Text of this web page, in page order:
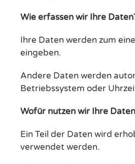
Wie erfassen wir Ihre
Ihre Daten werden zum
eingeben.
Andere Daten werden
Betriebssystem oder
Wofür nutzen wir Ihre
Ein Teil der Daten wird
verwendet werden.